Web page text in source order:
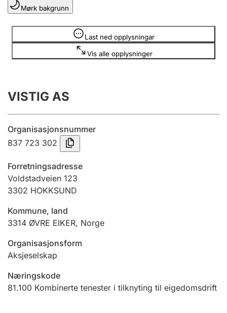
Lag og foreining
Registrere, endre, slette
Årsrekneskap
Innsending og forseinkingsgebyr
Jeger
Ektepaktrettleiaren
Andre tema
Mørk bakgrunn
Last ned opplysningar
Vis alle opplysninger
Opplysninger er skjult
VISTIG AS
Organisasjonsnummer
837 723 302
Forretningsadresse
Voldstadveien 123
3302 HOKKSUND
Kommune, land
3314 ØVRE EIKER, Norge
Organisasjonsform
Aksjeselskap
Næringskode
81.100 Kombinerte tenester i tilknyting til eigedomsdrift